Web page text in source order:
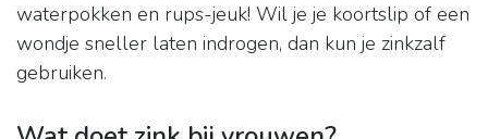
waterpokken en rups-jeuk! Wil je je koortslip of een
wondje sneller laten indrogen, dan kun je zinkzalf
gebruiken.